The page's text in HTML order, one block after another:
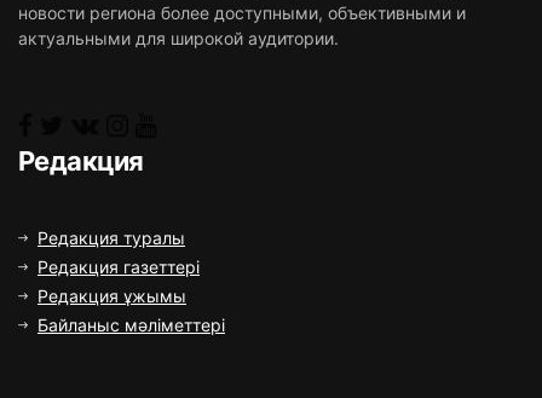
новости региона более доступными, объективными и
актуальными для широкой аудитории.
Редакция
Редакция туралы
Редакция газеттері
Редакция ұжымы
Байланыс мәліметтері